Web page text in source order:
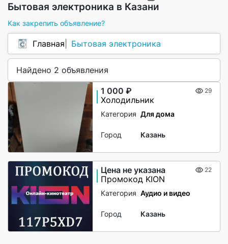
Бытовая электроника в Казани
Как закрепить объявление?
Главная Бытовая электроника
Найдено 2 объявления
1 000 ₽ 29
Холодильник
Категория Для дома
Город Казань
Цена не указана 22
Промокод KION
Категория Аудио и видео
Город Казань